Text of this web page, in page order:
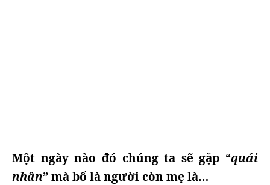
Một ngày nào đó chúng ta sẽ gặp “quái
nhân” mà bố là người còn mẹ là…